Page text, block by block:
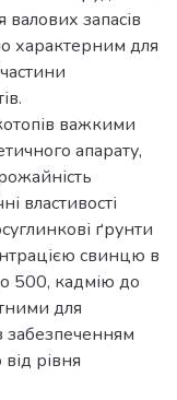
запасів
характерним для
важкими
апарату,
властивості
ґрунти
свинцю в
500, кадмію до
для
забезпеченням
рівня